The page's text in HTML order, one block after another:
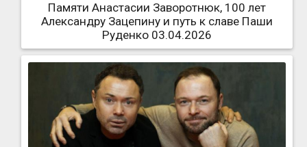
Памяти Анастасии Заворотнюк, 100 лет
Александру Зацепину и путь к славе Паши
Руденко 03.04.2026